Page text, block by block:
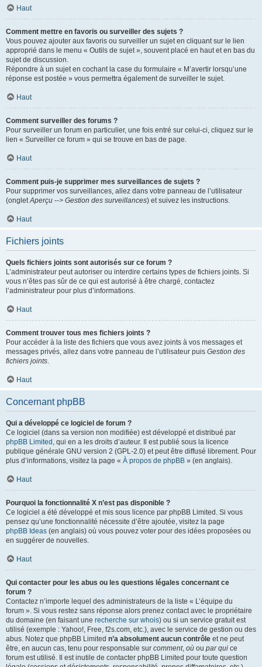
Haut
Comment mettre en favoris ou surveiller des sujets ?
Vous pouvez ajouter aux favoris ou surveiller un sujet en cliquant sur le lien
approprié dans le menu « Outils de sujet », souvent placé en haut et en bas du
sujet de discussion.
Répondre à un sujet en cochant la case du formulaire « M’avertir lorsqu’une
réponse est postée » vous permettra également de surveiller le sujet.
Haut
Comment surveiller des forums ?
Pour surveiller un forum en particulier, une fois entré sur celui-ci, cliquez sur le
lien « Surveiller ce forum » qui se trouve en bas de page.
Haut
Comment puis-je supprimer mes surveillances de sujets ?
Pour supprimer vos surveillances, allez dans votre panneau de l’utilisateur
(ongletAperçu --> Gestion des surveillances) et suivez les instructions.
Haut
Fichiers joints
Quels fichiers joints sont autorisés sur ce forum ?
L’administrateur peut autoriser ou interdire certains types de fichiers joints. Si
vous n’êtes pas sûr de ce qui est autorisé à être chargé, contactez
l’administrateur pour plus d’informations.
Haut
Comment trouver tous mes fichiers joints ?
Pour accéder à la liste des fichiers que vous avez joints à vos messages et
messages privés, allez dans votre panneau de l’utilisateur puis Gestion des
fichiers joints.
Haut
Concernant phpBB
Qui a développé ce logiciel de forum ?
Ce logiciel (dans sa version non modifiée) est développé et distribué par
phpBB Limited , qui en a les droits d’auteur. Il est publié sous la licence
publique générale GNU version 2 (GPL-2.0) et peut être diffusé librement. Pour
plus d’informations, visitez la page « À propos de phpBB » (en anglais).
Haut
Pourquoi la fonctionnalité X n’est pas disponible ?
Ce logiciel a été développé et mis sous licence par phpBB Limited. Si vous
pensez qu’une fonctionnalité nécessite d’être ajoutée, visitez la page
phpBB Ideas (en anglais) où vous pouvez voter pour des idées proposées ou
en suggérer de nouvelles.
Haut
Qui contacter pour les abus ou les questions légales concernant ce
forum ?
Contactez n’importe lequel des administrateurs de la liste « L’équipe du
forum ». Si vous restez sans réponse alors prenez contact avec le propriétaire
du domaine (en faisant une recherche sur whois) ou si un service gratuit est
utilisé (exemple : Yahoo!, Free, f2s.com, etc.), avec le service de gestion ou des
abus. Notez que phpBB Limited n’a absolument aucun contrôle et ne peut
être, en aucun cas, tenu pour responsable sur comment, où ou par qui ce
forum est utilisé. Il est inutile de contacter phpBB Limited pour toute question